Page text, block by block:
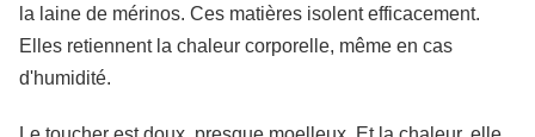
la laine de mérinos. Ces matières isolent efficacement.
Elles retiennent la chaleur corporelle, même en cas
d'humidité.